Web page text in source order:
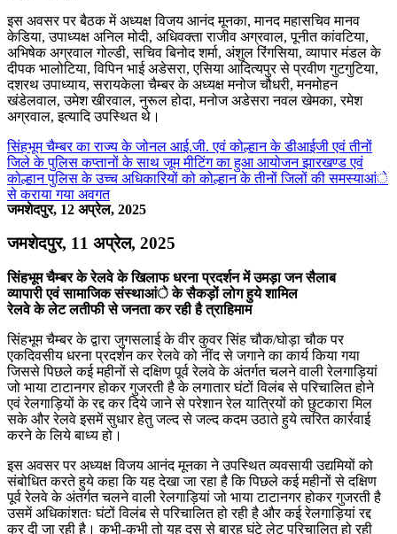
इस अवसर पर बैठक में अध्यक्ष विजय आनंद मूनका, मानद महासचिव मानव
केडिया, उपाध्यक्ष अनिल मोदी, अधिवक्ता राजीव अग्रवाल, पूनीत कांवटिया,
अभिषेक अग्रवाल गोल्डी, सचिव बिनोद शर्मा, अंशुल रिंगसिया, व्यापार मंडल के
दीपक भालोटिया, विपिन भाई अडेसरा, एसिया आदित्यपुर से प्रवीण गुटगुटिया,
दशरथ उपाध्याय, सरायकेला चैम्बर के अध्यक्ष मनोज चौधरी, मनमोहन
खंडेलवाल, उमेश खीरवाल, नुरूल होदा, मनोज अडेसरा नवल खेमका, रमेश
अग्रवाल, इत्यादि उपस्थित थे।
सिंहभूम चैम्बर का राज्य के जोनल आई.जी. एवं कोल्हान के डीआईजी एवं तीनों
जिले के पुलिस कप्तानों के साथ जूम मीटिंग का हुआ आयोजन झारखण्ड एवं
कोल्हान पुलिस के उच्च अधिकारियों को कोल्हान के तीनों जिलों की समस्याआंे
से कराया गया अवगत
जमशेदपुर, 12 अप्रेल, 2025
जमशेदपुर, 11 अप्रेल, 2025
सिंहभूम चैम्बर के रेलवे के खिलाफ धरना प्रदर्शन में उमड़ा जन सैलाब
व्यापारी एवं सामाजिक संस्थाआंे के सैकड़ों लोग हुये शामिल
रेलवे के लेट लतीफी से जनता कर रही है त्राहिमाम
सिंहभूम चैम्बर के द्वारा जुगसलाई के वीर कुवर सिंह चौक/घोड़ा चौक पर
एकदिवसीय धरना प्रदर्शन कर रेलवे को नींद से जगाने का कार्य किया गया
जिससे पिछले कई महीनों से दक्षिण पूर्व रेलवे के अंतर्गत चलने वाली रेलगाड़ियां
जो भाया टाटानगर होकर गुजरती है के लगातार घंटों विलंब से परिचालित होने
एवं रेलगाड़ियों के रद्द कर दिये जाने से परेशान रेल यात्रियों को छुटकारा मिल
सके और रेलवे इसमें सुधार हेतु जल्द से जल्द कदम उठाते हुये त्वरित कार्रवाई
करने के लिये बाध्य हो।
इस अवसर पर अध्यक्ष विजय आनंद मूनका ने उपस्थित व्यवसायी उद्यमियों को
संबोधित करते हुये कहा कि यह देखा जा रहा है कि पिछले कई महीनों से दक्षिण
पूर्व रेलवे के अंतर्गत चलने वाली रेलगाड़ियां जो भाया टाटानगर होकर गुजरती है
उसमें अधिकांशतः घंटों विलंब से परिचालित हो रही है और कई रेलगाड़ियां रद्द
कर दी जा रही है। कभी-कभी तो यह दस से बारह घंटे लेट परिचालित हो रही